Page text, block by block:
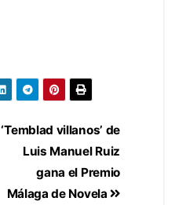
‘Temblad villanos’ de
Luis Manuel Ruiz
gana el Premio
Málaga de Novela